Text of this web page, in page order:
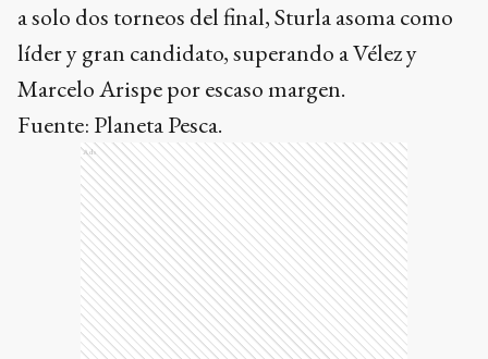
a solo dos torneos del final, Sturla asoma como
líder y gran candidato, superando a Vélez y
Marcelo Arispe por escaso margen.
Fuente: Planeta Pesca.
Ads